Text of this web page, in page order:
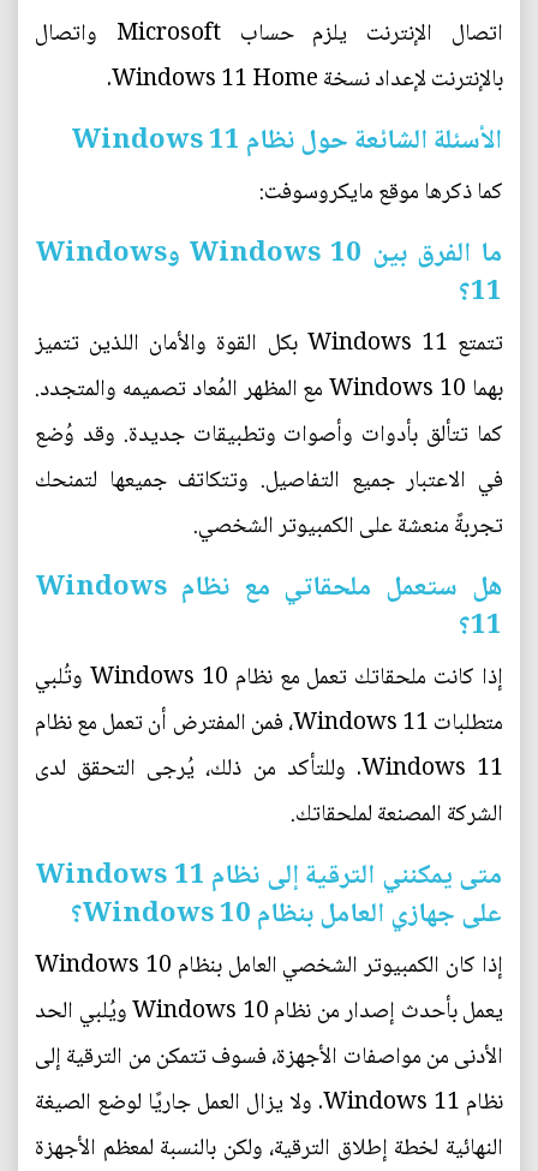
اتصال الإنترنت يلزم حساب Microsoft واتصال
بالإنترنت لإعداد نسخة Windows 11 Home.
الأسئلة الشائعة حول نظام Windows 11
كما ذكرها موقع مايكروسوفت:
ما الفرق بين Windows 10 وWindows
11؟
تتمتع Windows 11 بكل القوة والأمان اللذين تتميز
بهما Windows 10 مع المظهر المُعاد تصميمه والمتجدد.
كما تتألق بأدوات وأصوات وتطبيقات جديدة. وقد وُضع
في الاعتبار جميع التفاصيل. وتتكاتف جميعها لتمنحك
تجربةً منعشة على الكمبيوتر الشخصي.
هل ستعمل ملحقاتي مع نظام Windows
11؟
إذا كانت ملحقاتك تعمل مع نظام Windows 10 وتُلبي
متطلبات Windows 11، فمن المفترض أن تعمل مع نظام
Windows 11. وللتأكد من ذلك، يُرجى التحقق لدى
الشركة المصنعة لملحقاتك.
متى يمكنني الترقية إلى نظام Windows 11
على جهازي العامل بنظام Windows 10؟
إذا كان الكمبيوتر الشخصي العامل بنظام Windows 10
يعمل بأحدث إصدار من نظام Windows 10 ويُلبي الحد
الأدنى من مواصفات الأجهزة، فسوف تتمكن من الترقية إلى
نظام Windows 11. ولا يزال العمل جاريًا لوضع الصيغة
النهائية لخطة إطلاق الترقية، ولكن بالنسبة لمعظم الأجهزة